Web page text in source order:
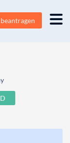
beantragen